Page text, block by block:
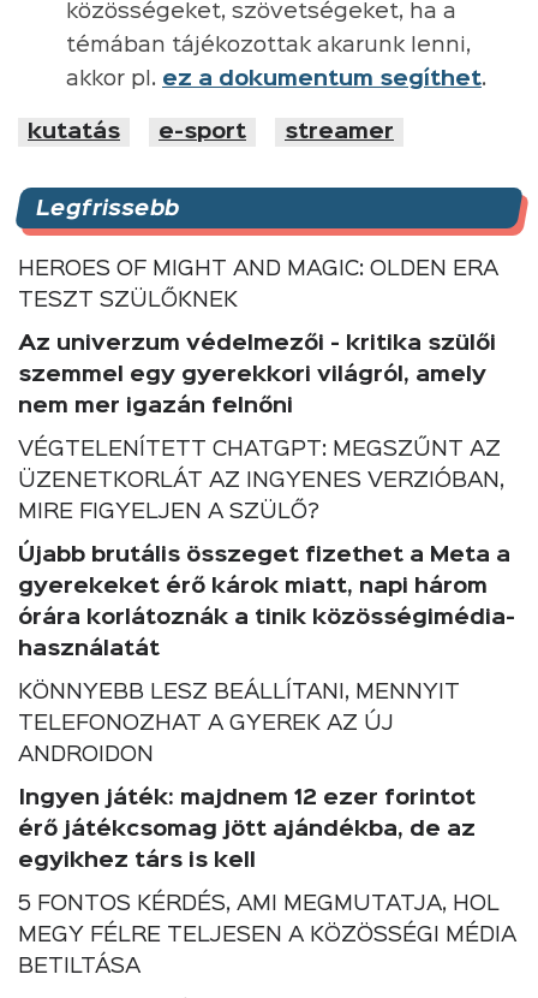
közösségeket, szövetségeket, ha a
témában tájékozottak akarunk lenni,
akkor pl. ez a dokumentum segíthet.
kutatás e-sport streamer
Legfrissebb
HEROES OF MIGHT AND MAGIC: OLDEN ERA
TESZT SZÜLŐKNEK
Az univerzum védelmezői - kritika szülői
szemmel egy gyerekkori világról, amely
nem mer igazán felnőni
VÉGTELENÍTETT CHATGPT: MEGSZŰNT AZ
ÜZENETKORLÁT AZ INGYENES VERZIÓBAN,
MIRE FIGYELJEN A SZÜLŐ?
Újabb brutális összeget fizethet a Meta a
gyerekeket érő károk miatt, napi három
órára korlátoznák a tinik közösségimédia-
használatát
KÖNNYEBB LESZ BEÁLLÍTANI, MENNYIT
TELEFONOZHAT A GYEREK AZ ÚJ
ANDROIDON
Ingyen játék: majdnem 12 ezer forintot
érő játékcsomag jött ajándékba, de az
egyikhez társ is kell
5 FONTOS KÉRDÉS, AMI MEGMUTATJA, HOL
MEGY FÉLRE TELJESEN A KÖZÖSSÉGI MÉDIA
BETILTÁSA